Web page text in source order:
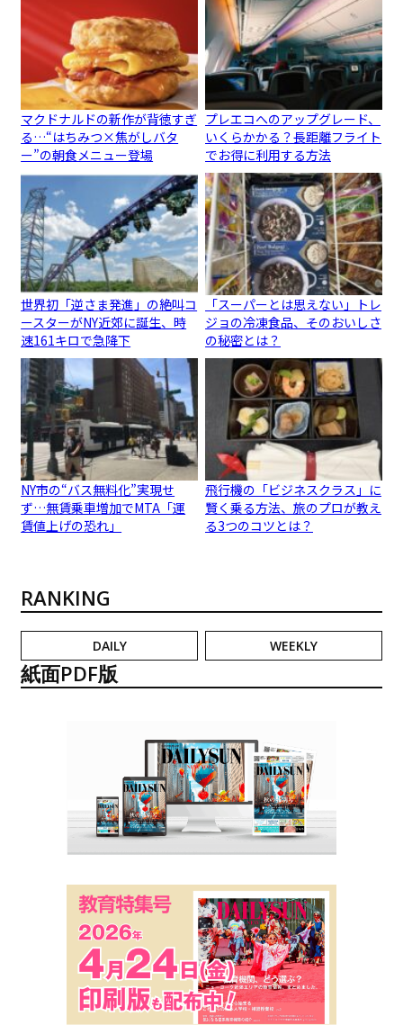
マクドナルドの新作が背徳すぎ
る…“はちみつ×焦がしバタ
ー”の朝食メニュー登場
プレエコへのアップグレード、
いくらかかる？長距離フライト
でお得に利用する方法
世界初「逆さま発進」の絶叫コ
ースターがNY近郊に誕生、時
速161キロで急降下
「スーパーとは思えない」トレ
ジョの冷凍食品、そのおいしさ
の秘密とは？
NY市の“バス無料化”実現せ
ず…無賃乗車増加でMTA「運
賃値上げの恐れ」
飛行機の「ビジネスクラス」に
賢く乗る方法、旅のプロが教え
る3つのコツとは？
RANKING
DAILY WEEKLY
紙面PDF版